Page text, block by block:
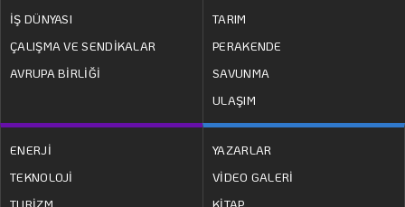
İŞ DÜNYASI
ÇALIŞMA VE SENDİKALAR
AVRUPA BİRLİĞİ
TARIM
PERAKENDE
SAVUNMA
ULAŞIM
ENERJİ
TEKNOLOJİ
TURİZM
YAZARLAR
VİDEO GALERİ
KİTAP